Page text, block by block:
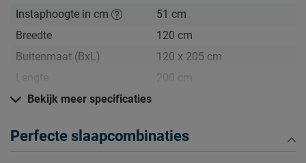
Instaphoogte in cm
51 cm
Breedte
120 cm
Buitenmaat (BxL)
120 x 205 cm
Lengte
200 cm
Hoogte hoofdbord
Poothoogte
12 cm
Bekijk meer specificaties
Perfecte slaapcombinaties